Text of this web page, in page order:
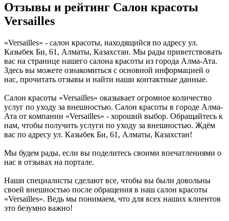
Отзывы и рейтинг Салон красоты
Versailles
«Versailles» - салон красоты, находящийся по адресу ул.
Казыбек Би, 61, Алматы, Казахстан. Мы рады приветствовать
вас на странице нашего салона красоты из города Алма-Ата.
Здесь вы можете ознакомиться с основной информацией о
нас, прочитать отзывы и найти наши контактные данные.
Салон красоты «Versailles» оказывает огромное количество
услуг по уходу за внешностью. Салон красоты в городе Алма-
Ата от компании «Versailles» - хороший выбор. Обращайтесь к
нам, чтобы получить услуги по уходу за внешностью. Ждём
вас по адресу ул. Казыбек Би, 61, Алматы, Казахстан!
Мы будем рады, если вы поделитесь своими впечатлениями о
нас в отзывах на портале.
Наши специалисты сделают все, чтобы вы были довольны
своей внешностью после обращения в наш салон красоты
«Versailles». Ведь мы понимаем, что для всех наших клиентов
это безумно важно!